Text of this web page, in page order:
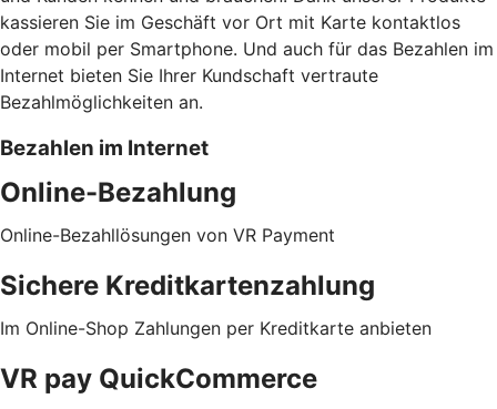
kassieren Sie im Geschäft vor Ort mit Karte kontaktlos
oder mobil per Smartphone. Und auch für das Bezahlen im
Internet bieten Sie Ihrer Kundschaft vertraute
Bezahlmöglichkeiten an.
Bezahlen im Internet
Online-Bezahlung
Online-Bezahllösungen von VR Payment
Sichere Kreditkartenzahlung
Im Online-Shop Zahlungen per Kreditkarte anbieten
VR pay QuickCommerce